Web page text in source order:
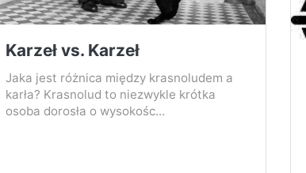
Karzeł vs. Karzeł
Jaka jest różnica między krasnoludem a
karła? Krasnolud to niezwykle krótka
osoba dorosła o wysokośc...